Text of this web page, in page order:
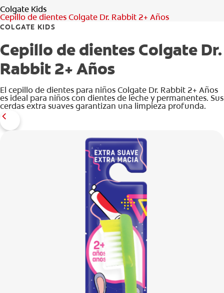
Colgate Kids
Cepillo de dientes Colgate Dr. Rabbit 2+ Años
COLGATE KIDS
Cepillo de dientes Colgate Dr.
Rabbit 2+ Años
El cepillo de dientes para niños Colgate Dr. Rabbit 2+ Años
es ideal para niños con dientes de leche y permanentes. Sus
cerdas extra suaves garantizan una limpieza profunda.